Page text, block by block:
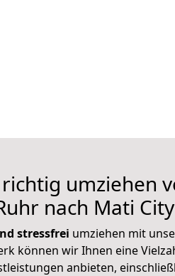
umziehen
nach Mati City
stressfrei umziehen mit
können wir Ihnen eine
anbieten,